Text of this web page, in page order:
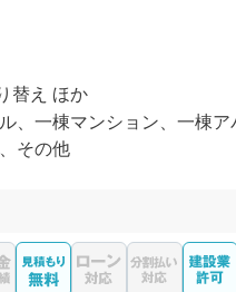
替え ほか
、一棟マンション、一棟
その他